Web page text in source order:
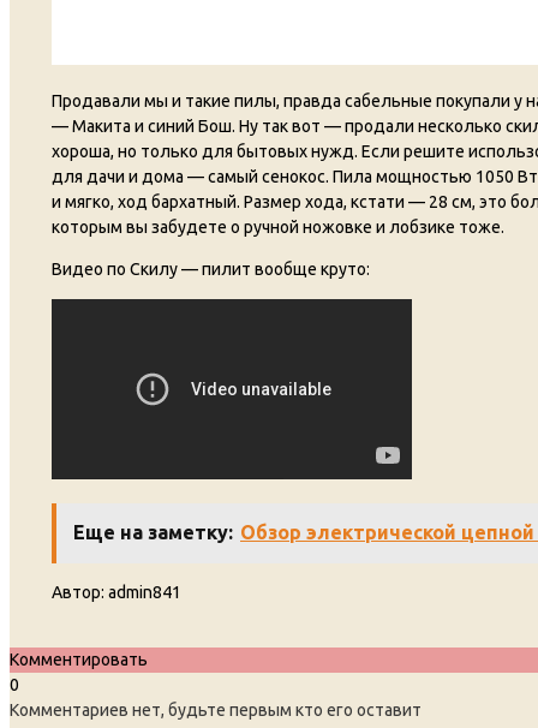
Продавали мы и такие пилы, правда сабельные покупали
— Макита и синий Бош. Ну так вот — продали несколько
хороша, но только для бытовых нужд. Если решите
для дачи и дома — самый сенокос. Пила мощностью 1050
и мягко, ход бархатный. Размер хода, кстати — 28 см, это
которым вы забудете о ручной ножовке и лобзике тоже.
Видео по Скилу — пилит вообще круто:
Еще на заметку: Обзор электрической
Автор: admin841
Комментировать
0
Комментариев нет, будьте первым кто его оставит